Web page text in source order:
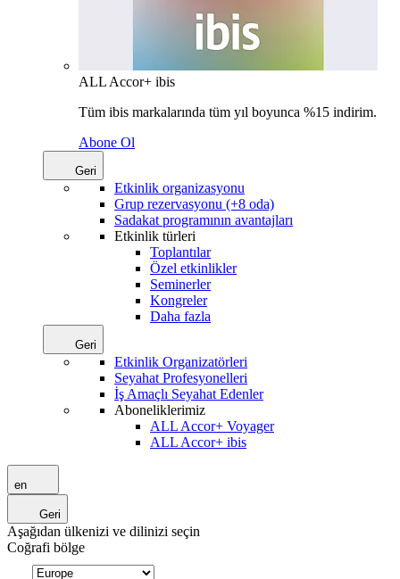
ALL Accor+ ibis
Tüm ibis markalarında tüm yıl boyunca %15 indirim.
Abone Ol
Geri
Etkinlik organizasyonu
Grup rezervasyonu (+8 oda)
Sadakat programının avantajları
Etkinlik türleri
Toplantılar
Özel etkinlikler
Seminerler
Kongreler
Daha fazla
Geri
Etkinlik Organizatörleri
Seyahat Profesyonelleri
İş Amaçlı Seyahat Edenler
Aboneliklerimiz
ALL Accor+ Voyager
ALL Accor+ ibis
en
Geri
Aşağıdan ülkenizi ve dilinizi seçin
Coğrafi bölge